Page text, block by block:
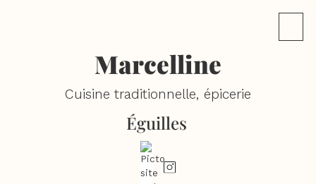
Marcelline
Cuisine traditionnelle, épicerie
Éguilles